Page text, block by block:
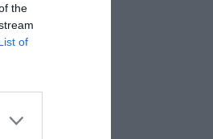
the
of